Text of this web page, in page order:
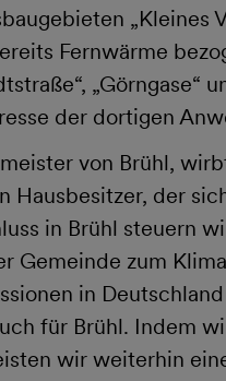
„Kleines
Fernwärme
„Görngase“
der dortigen
von Brühl,
Hausbesitzer, der
in Brühl steuern
Gemeinde zum
in
für Brühl. Indem
wir weiterhin